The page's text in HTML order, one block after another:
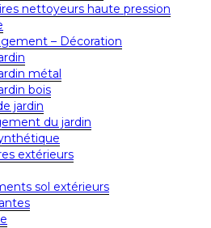
nettoyeurs haute pression
– Décoration
métal
bois
jardin
du jardin
extérieurs
sol extérieurs